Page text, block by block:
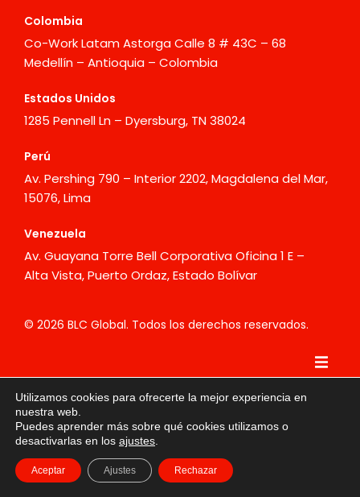
Colombia
Co-Work Latam Astorga Calle 8 # 43C – 68
Medellín – Antioquia – Colombia
Estados Unidos
1285 Pennell Ln – Dyersburg, TN 38024
Perú
Av. Pershing 790 – Interior 2202, Magdalena del Mar,
15076, Lima
Venezuela
Av. Guayana Torre Bell Corporativa Oficina 1 E –
Alta Vista, Puerto Ordaz, Estado Bolívar
© 2026 BLC Global. Todos los derechos reservados.
ES
in
Utilizamos cookies para ofrecerte la mejor experiencia en
nuestra web.
Puedes aprender más sobre qué cookies utilizamos o
desactivarlas en los ajustes
Aceptar Rechazar
Ajustes